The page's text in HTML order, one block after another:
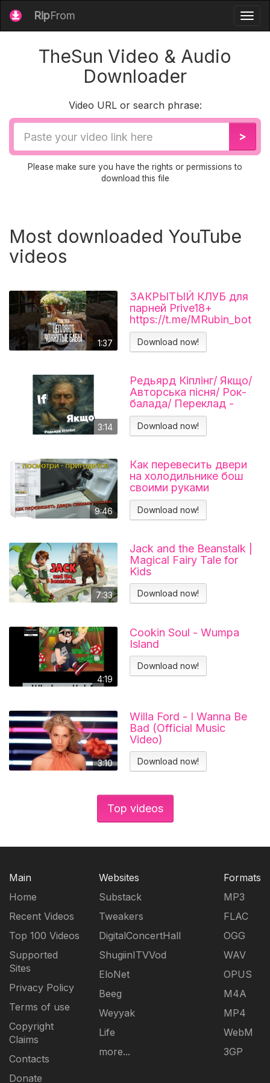
RipFrom
TheSun Video & Audio
Downloader
Video URL or search phrase:
Video
URL
>
Please make sure you have the rights or permissions to
download this file
Most downloaded YouTube
videos
1:37
ЗАКРЫТЫЙ КЛУБ для
парней Prive18+
https://t.me/MRubin_bot
#миларубинчик
#психология
#отношения
Download now!
3:14
Редьярд Кіплінг/ Якщо/
Авторська пісня/ Рок-
балада/ Переклад -
Тарас В'єнц
Download now!
9:46
Как перевесить двери
на холодильнике бош
своими руками
Холодильник BOSCH
KGN39VL25R Перенавес
дверей
Download now!
7:33
Jack and the Beanstalk |
Magical Fairy Tale for
Kids
Download now!
4:19
Cookin Soul - Wumpa
Island
Download now!
3:10
Willa Ford - I Wanna Be
Bad (Official Music
Video)
Download now!
Top videos
Main
Home
Recent Videos
Top 100 Videos
Supported
Sites
Privacy Policy
Terms of use
Copyright
Claims
Contacts
Donate
Websites
Substack
Tweakers
DigitalConcertHall
ShugiinITVVod
EloNet
Beeg
Weyyak
Life
more...
Formats
MP3
FLAC
OGG
WAV
OPUS
M4A
MP4
WebM
3GP